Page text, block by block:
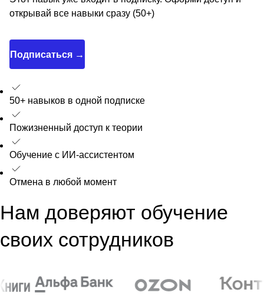
открывай все навыки сразу (50+)
Подписаться →
50+ навыков в одной подписке
Пожизненный доступ к теории
Обучение с ИИ-ассистентом
Отмена в любой момент
Нам доверяют обучение
своих сотрудников